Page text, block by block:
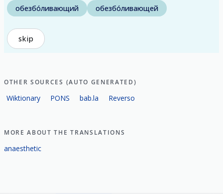
обезбо́ливающий
обезбо́ливающей
skip
OTHER SOURCES (AUTO GENERATED)
Wiktionary PONS bab.la Reverso
MORE ABOUT THE TRANSLATIONS
anaesthetic